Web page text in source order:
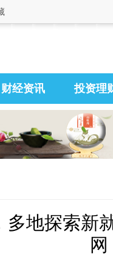
财经资讯 投资理
多地探索新
网